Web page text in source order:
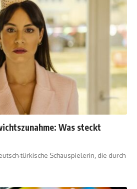
Was steckt
türkische Schauspielerin, die durch